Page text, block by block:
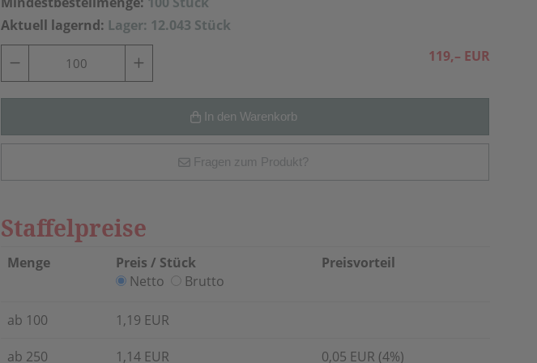
Aktuell lagernd: Lager: 12.043 Stück
119,– EUR
In den Warenkorb
Fragen zum Produkt?
Staffelpreise
Menge
Preis / Stück
Netto
Brutto
Preisvorteil
ab 100 1,19 EUR
ab 250 1,14 EUR 0,05 EUR (4%)